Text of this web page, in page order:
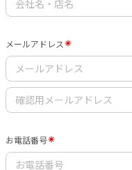
メールアドレス
お電話番号